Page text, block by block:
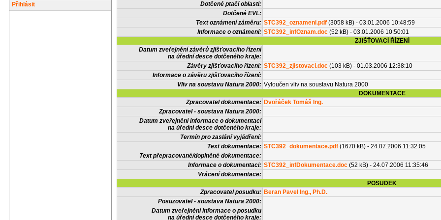
Přihlásit
Dotčené ptačí oblasti:
Dotčené EVL:
Text oznámení záměru: STC392_oznameni.pdf (3058 kB) - 03.01.2006 10:48:59
Informace o oznámení: STC392_infOznam.doc (52 kB) - 03.01.2006 10:50:01
ZJIŠŤOVACÍ ŘÍZENÍ
Datum zveřejnění závěrů zjišťovacího řízení
na úřední desce dotčeného kraje:
Závěry zjišťovacího řízení: STC392_zjistovaci.doc (103 kB) - 01.03.2006 12:38:10
Informace o závěru zjišťovacího řízení:
Vliv na soustavu Natura 2000: Vyloučen vliv na soustavu Natura 2000
DOKUMENTACE
Zpracovatel dokumentace: Dvořáček Tomáš Ing.
Zpracovatel - soustava Natura 2000:
Datum zveřejnění informace o dokumentaci
na úřední desce dotčeného kraje:
Termín pro zaslání vyjádření:
Text dokumentace: STC392_dokumentace.pdf (1670 kB) - 24.07.2006 11:32:05
Text přepracované/doplněné dokumentace:
Informace o dokumentaci: STC392_infDokumentace.doc (52 kB) - 24.07.2006 11:35:46
Vrácení dokumentace:
POSUDEK
Zpracovatel posudku: Beran Pavel Ing., Ph.D.
Posuzovatel - soustava Natura 2000:
Datum zveřejnění informace o posudku
na úřední desce dotčeného kraje: